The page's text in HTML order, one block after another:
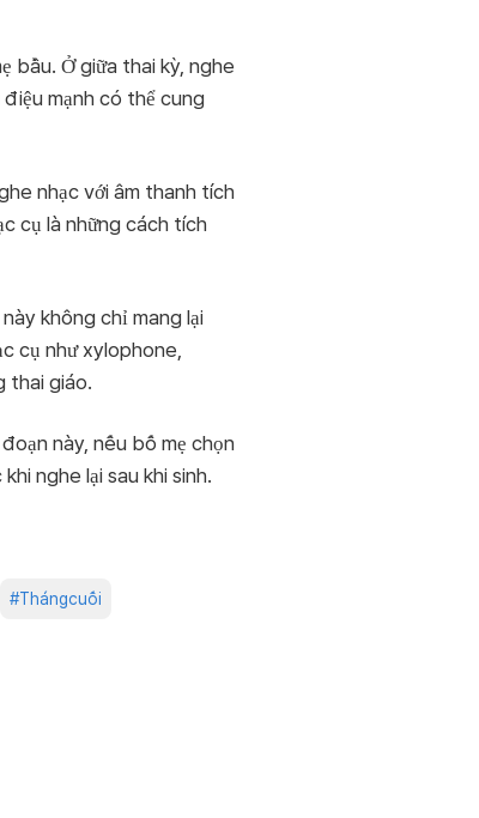
bầu. Ở giữa thai kỳ, nghe
mạnh có thể cung
nhạc với âm thanh tích
cụ là những cách tích
không chỉ mang lại
cụ như xylophone,
thai giáo.
này, nếu bố mẹ chọn
nghe lại sau khi sinh.
#Thángcuối